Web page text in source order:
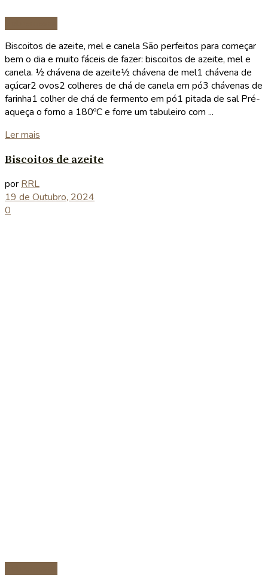
Biscoitos de azeite, mel e canela São perfeitos para começar
bem o dia e muito fáceis de fazer: biscoitos de azeite, mel e
canela. ½ chávena de azeite½ chávena de mel1 chávena de
açúcar2 ovos2 colheres de chá de canela em pó3 chávenas de
farinha1 colher de chá de fermento em pó1 pitada de sal Pré-
aqueça o forno a 180ºC e forre um tabuleiro com ...
Ler mais
Biscoitos de azeite
por RRL
19 de Outubro, 2024
0